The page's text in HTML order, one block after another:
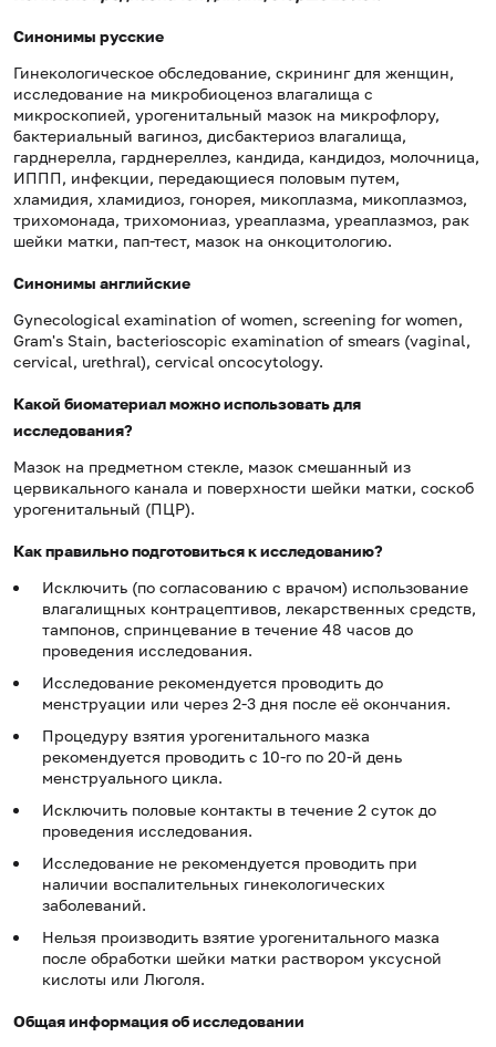
Синонимы русские
Гинекологическое обследование, скрининг для женщин,
исследование на микробиоценоз влагалища с
микроскопией, урогенитальный мазок на микрофлору,
бактериальный вагиноз, дисбактериоз влагалища,
гарднерелла, гарднереллез, кандида, кандидоз, молочница,
ИППП, инфекции, передающиеся половым путем,
хламидия, хламидиоз, гонорея, микоплазма, микоплазмоз,
трихомонада, трихомониаз, уреаплазма, уреаплазмоз, рак
шейки матки, пап-тест, мазок на онкоцитологию.
Синонимы английские
Gynecological examination of women, screening for women,
Gram's Stain, bacterioscopic examination of smears (vaginal,
cervical, urethral), cervical oncocytology.
Какой биоматериал можно использовать для
исследования?
Мазок на предметном стекле, мазок смешанный из
цервикального канала и поверхности шейки матки, соскоб
урогенитальный (ПЦР).
Как правильно подготовиться к исследованию?
Исключить (по согласованию с врачом) использование
влагалищных контрацептивов, лекарственных средств,
тампонов, спринцевание в течение 48 часов до
проведения исследования.
Исследование рекомендуется проводить до
менструации или через 2-3 дня после её окончания.
Процедуру взятия урогенитального мазка
рекомендуется проводить с 10-го по 20-й день
менструального цикла.
Исключить половые контакты в течение 2 суток до
проведения исследования.
Исследование не рекомендуется проводить при
наличии воспалительных гинекологических
заболеваний.
Нельзя производить взятие урогенитального мазка
после обработки шейки матки раствором уксусной
кислоты или Люголя.
Общая информация об исследовании